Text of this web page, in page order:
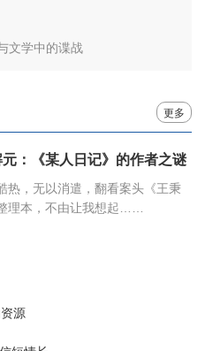
文学中的谍战
更多
：《某人日记》的作者之谜
热，无以消遣，翻看案头《王秉
理本，不由让我想起……
源